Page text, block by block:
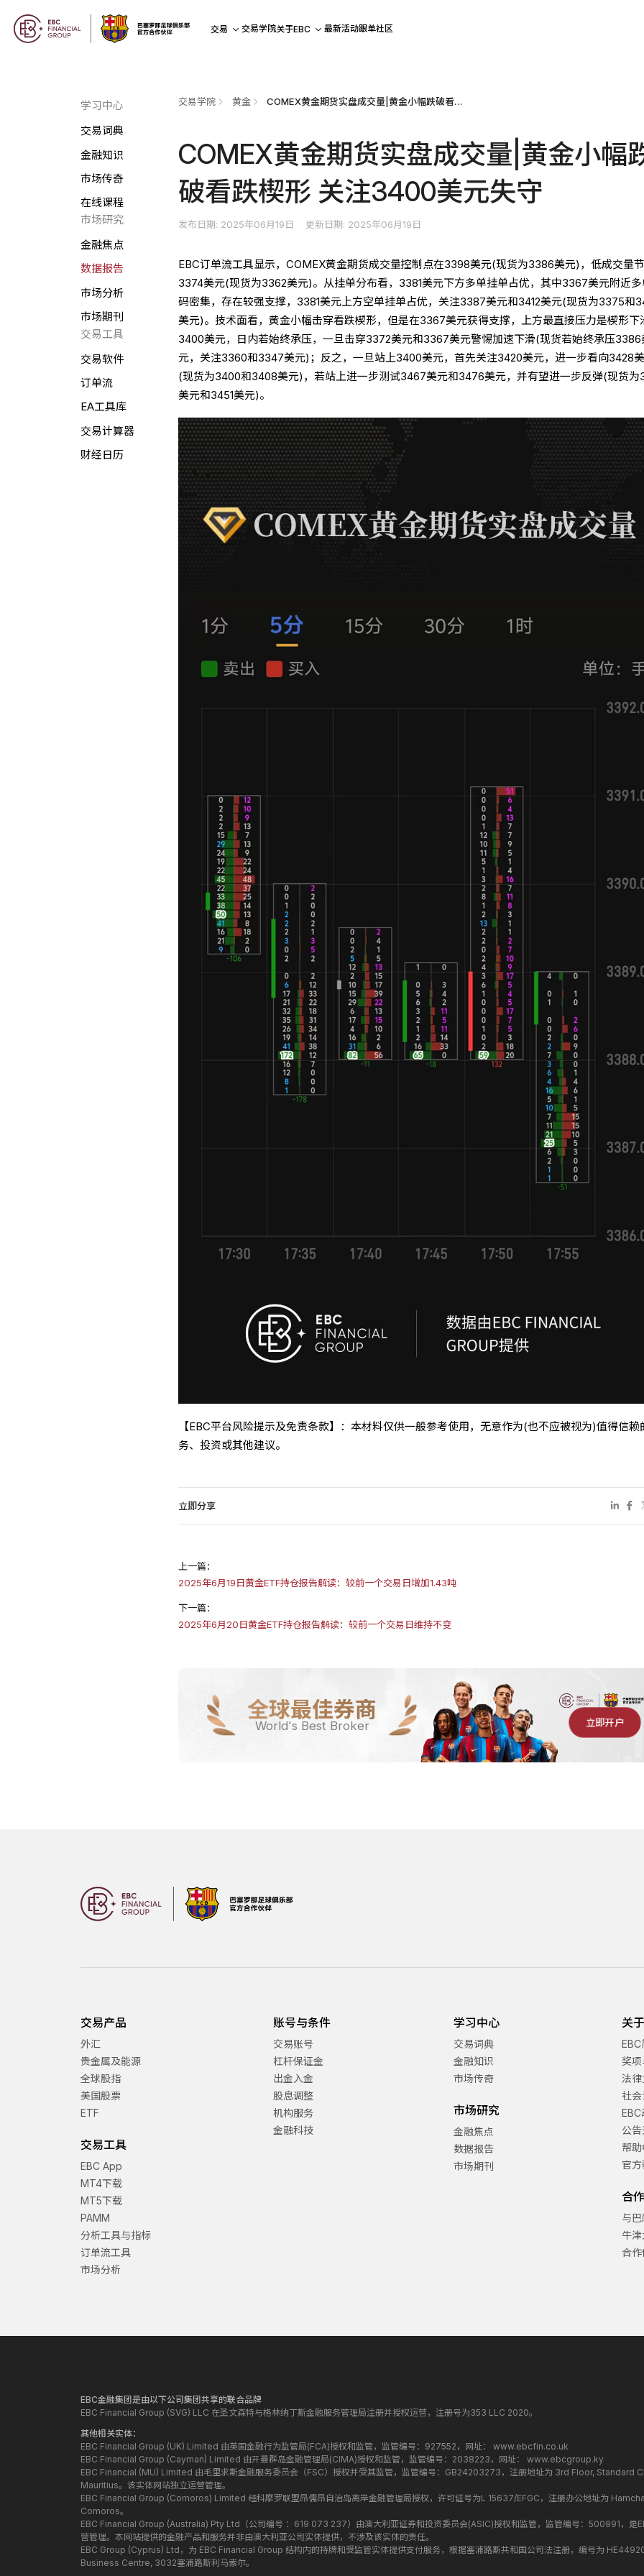
交易 交易学院关于EBC 最新活动跟单社区
学习中心
交易词典
金融知识
市场传奇
在线课程
市场研究
金融焦点
数据报告
市场分析
市场期刊
交易工具
交易软件
订单流
EA工具库
交易计算器
财经日历
交易学院 黄金 COMEX黄金期货实盘成交量|黄金小幅跌破看跌楔形 关注3400美元失守
COMEX黄金期货实盘成交量|黄金小幅
破看跌楔形 关注3400美元失守
发布日期: 2025年06月19日 更新日期: 2025年06月19日
EBC订单流工具显示，COMEX黄金期货成交量控制点在3398美元(现货为3386美元)，低成交量
3374美元(现货为3362美元)。从挂单分布看，3381美元下方多单挂单占优，其中3367美元附近
码密集，存在较强支撑，3381美元上方空单挂单占优，关注3387美元和3412美元(现货为3375和
美元)。技术面看，黄金小幅击穿看跌楔形，但是在3367美元获得支撑，上方最直接压力是楔形下
3400美元，日内若始终承压，一旦击穿3372美元和3367美元警惕加速下滑(现货若始终承压3386
元，关注3360和3347美元)；反之，一旦站上3400美元，首先关注3420美元，进一步看向3428
(现货为3400和3408美元)，若站上进一步测试3467美元和3476美元，并有望进一步反弹(现货为
美元和3451美元)。
【EBC平台风险提示及免责条款】：本材料仅供一般参考使用，无意作为(也不应被视为)值得信赖
务、投资或其他建议。
立即分享
上一篇：
2025年6月19日黄金ETF持仓报告解读：较前一个交易日增加1.43吨
下一篇：
2025年6月20日黄金ETF持仓报告解读：较前一个交易日维持不变
全球最佳券商
World's Best Broker 立即开户
交易产品
外汇
贵金属及能源
全球股指
美国股票
ETF
交易工具
EBC App
MT4下载
MT5下载
PAMM
分析工具与指标
订单流工具
市场分析
账号与条件
交易账号
杠杆保证金
出金入金
股息调整
机构服务
金融科技
学习中心
交易词典
金融知识
市场传奇
市场研究
金融焦点
数据报告
市场期刊
关
奖
法
社
公
帮
官
合
与
牛
合
EBC金融集团是由以下公司集团共享的联合品牌
EBC Financial Group (SVG) LLC 在圣文森特与格林纳丁斯金融服务管理局注册并授权运营，注册号为353 LLC 2020。
其他相关实体：
EBC Financial Group (UK) Limited 由英国金融行为监管局(FCA)授权和监管，监管编号：927552，网址： www.ebcfin.co.uk
EBC Financial Group (Cayman) Limited 由开曼群岛金融管理局(CIMA)授权和监管，监管编号：2038223，网址： www.ebcgroup.ky
EBC Financial (MU) Limited 由毛里求斯金融服务委员会（FSC）授权并受其监管，监管编号：GB24203273，注册地址为 3rd Floor,
Mauritius。该实体网站独立运营管理。
EBC Financial Group (Comoros) Limited 经科摩罗联盟昂儒昂自治岛离岸金融管理局授权，许可证号为L 15637/EFGC，注册办公地址为
Comoros。
EBC Financial Group (Australia) Pty Ltd（公司编号 ：619 073 237）由澳大利亚证券和投资委员会(ASIC)授权和监管，监管编号：500991，是
营管理。本网站提供的金融产品和服务并非由澳大利亚公司实体提供，不涉及该实体的责任。
EBC Group (Cyprus) Ltd，为 EBC Financial Group 结构内的持牌和受监管实体提供支付服务，根据塞浦路斯共和国公司法注册，编号为
Business Centre, 3032塞浦路斯利马索尔。